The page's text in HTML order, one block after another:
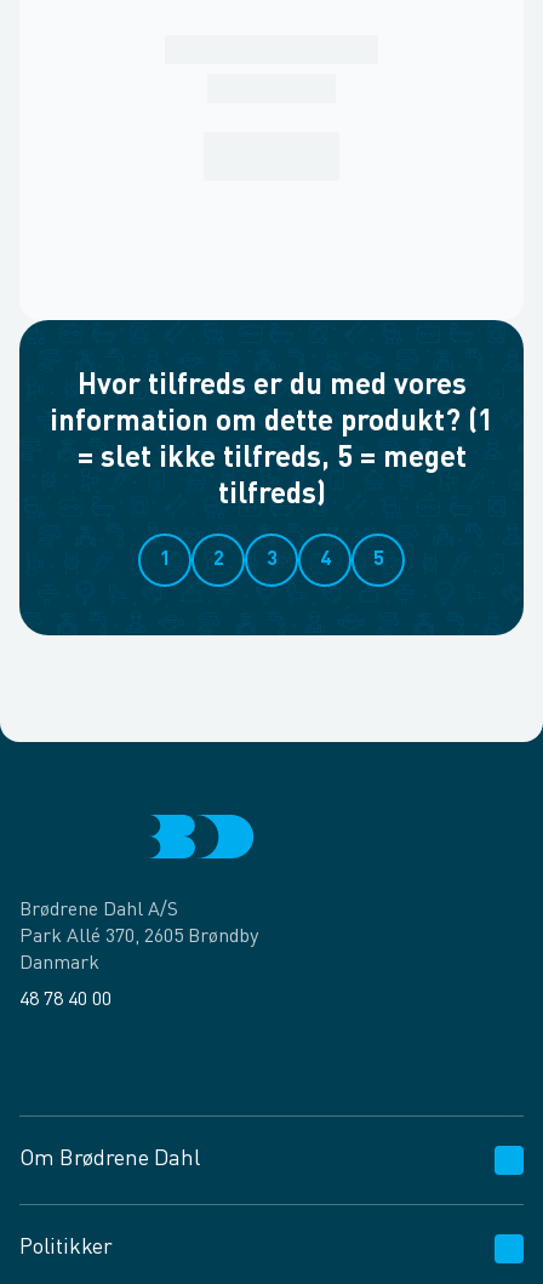
Hvor tilfreds er du med vores
information om dette produkt? (1
= slet ikke tilfreds, 5 = meget
tilfreds)
1 2 3 4 5
Brødrene Dahl A/S
Park Allé 370, 2605 Brøndby
Danmark
48 78 40 00
Om Brødrene Dahl
Vagttelefon 30 10 89 89
Politikker